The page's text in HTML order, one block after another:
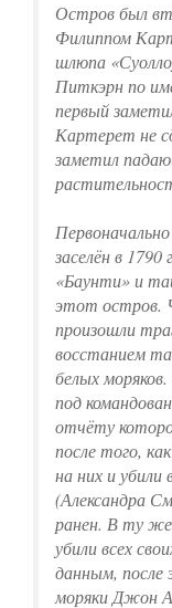
Остров был
Филиппом
шлюпа
Питкэрн по
первый
Картерет не
заметил
заселён в
«Баунти» и
этот остров.
произошли
восстанием
белых
под
отчёту
после того,
на них и убили
(Александра
ранен. В ту же
убили всех
данным,
моряки Джон